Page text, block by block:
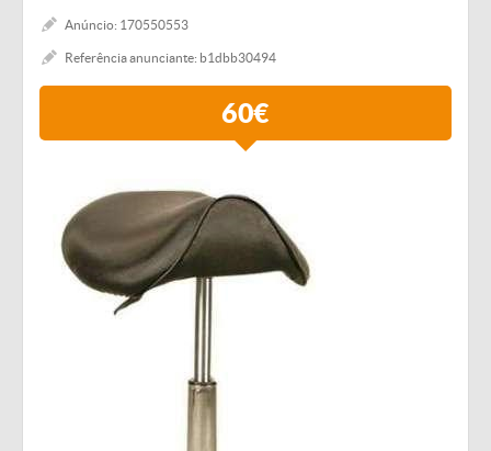
Anúncio: 170550553
Referência anunciante: b1dbb30494
60€